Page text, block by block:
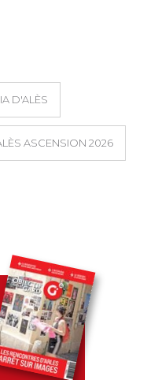
D'ALÈS
ASCENSION 2026